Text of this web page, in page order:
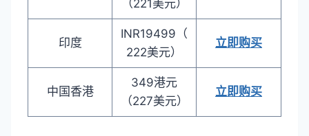
（221美元）
印度
INR19499（
222美元）
立即购买
中国香港
349港元
（227美元）
立即购买